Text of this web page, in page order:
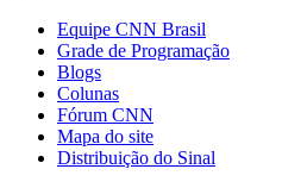
Equipe CNN Brasil
Grade de Programação
Blogs
Colunas
Fórum CNN
Mapa do site
Distribuição do Sinal